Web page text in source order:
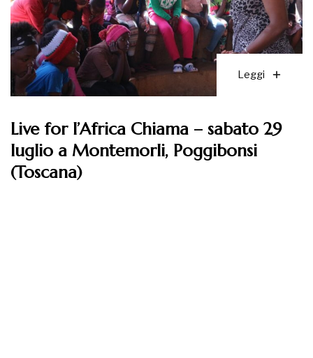
Leggi
Live for l’Africa Chiama – sabato 29
luglio a Montemorli, Poggibonsi
(Toscana)